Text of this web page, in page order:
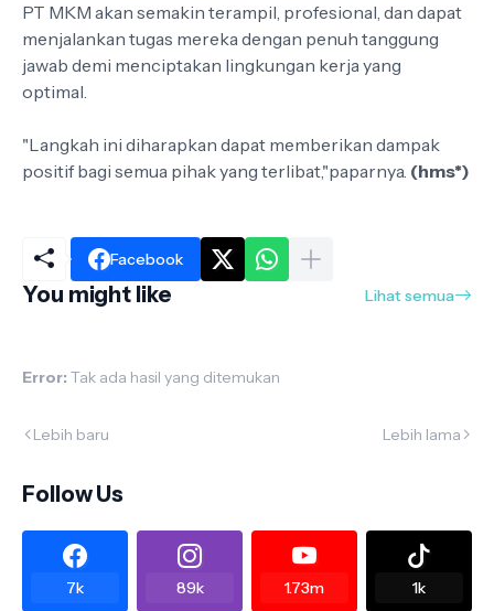
PT MKM akan semakin terampil, profesional, dan dapat
menjalankan tugas mereka dengan penuh tanggung
jawab demi menciptakan lingkungan kerja yang
optimal.
"Langkah ini diharapkan dapat memberikan dampak
positif bagi semua pihak yang terlibat,"paparnya. (hms*)
Facebook
You might like Lihat semua
Error: Tak ada hasil yang ditemukan
Lebih baru Lebih lama
Follow Us
7k 89k 1.73m 1k